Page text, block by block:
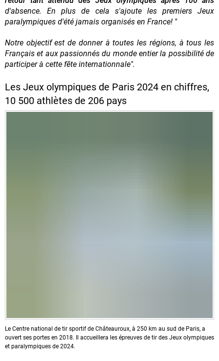
d'absence. En plus de cela s'ajoute les premiers Jeux
paralympiques d'été jamais organisés en France! "
Notre objectif est de donner à toutes les régions, à tous les
Français et aux passionnés du monde entier la possibilité de
participer à cette fête internationnale".
Les Jeux olympiques de Paris 2024 en chiffres,
10 500 athlètes de 206 pays
Le Centre national de tir sportif de Châteauroux, à 250 km au sud de Paris, a
ouvert ses portes en 2018. Il accueillera les épreuves de tir des Jeux olympiques
et paralympiques de 2024.